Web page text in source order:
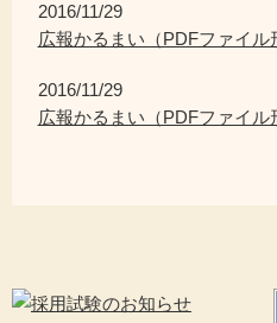
2016/11/29
広報かるまい（PDFファイル
2016/11/29
広報かるまい（PDFファイル